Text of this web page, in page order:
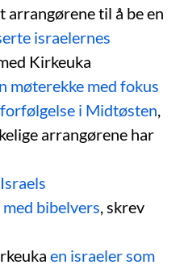
til å be en
israelernes
Kirkeuka
møterekke med fokus
i Midtøsten,
arrangørene har
bibelvers, skrev
en israeler som